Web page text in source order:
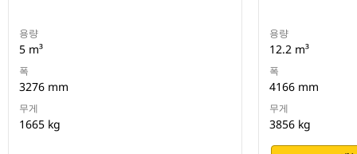
용량
5 m³
폭
3276 mm
무게
1665 kg
용량
12.2 m³
폭
4166 mm
무게
3856 kg